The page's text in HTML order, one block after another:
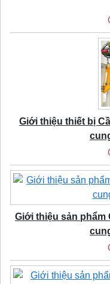
Giới thiệu thiết bị
Giới thiệu sản phẩm